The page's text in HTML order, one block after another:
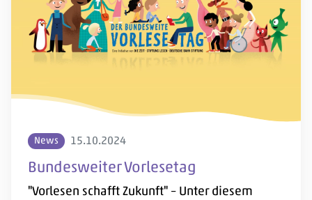
News 15.10.2024
Bundesweiter Vorlesetag
"Vorlesen schafft Zukunft" – Unter diesem